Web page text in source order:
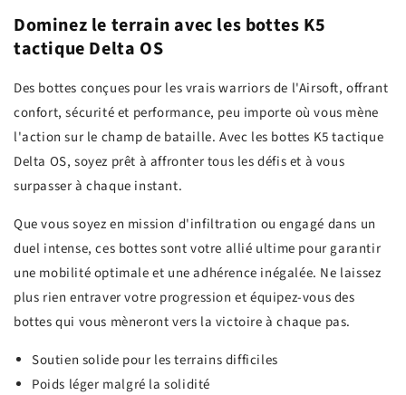
Dominez le terrain avec les bottes K5
tactique Delta OS
Des bottes conçues pour les vrais warriors de l'Airsoft, offrant
confort, sécurité et performance, peu importe où vous mène
l'action sur le champ de bataille. Avec les bottes K5 tactique
Delta OS, soyez prêt à affronter tous les défis et à vous
surpasser à chaque instant.
Que vous soyez en mission d'infiltration ou engagé dans un
duel intense, ces bottes sont votre allié ultime pour garantir
une mobilité optimale et une adhérence inégalée. Ne laissez
plus rien entraver votre progression et équipez-vous des
bottes qui vous mèneront vers la victoire à chaque pas.
Soutien solide pour les terrains difficiles
Poids léger malgré la solidité